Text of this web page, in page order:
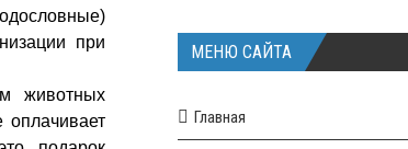
при
животных
оплачивает
МЕНЮ САЙТА
Главная